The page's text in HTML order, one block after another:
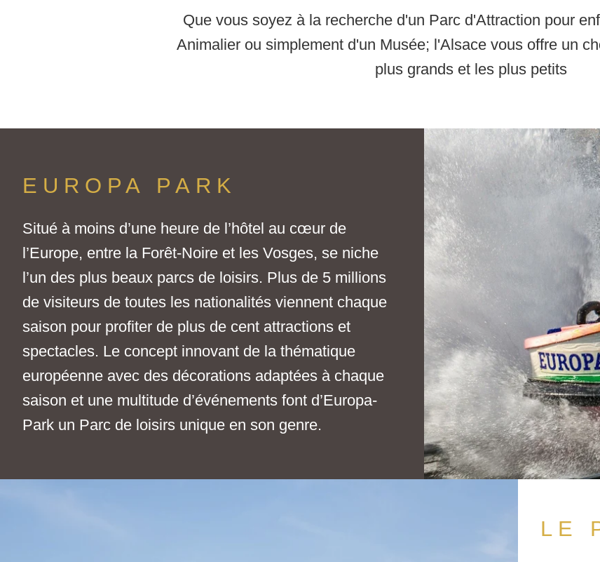
Que vous soyez à la recherche d'un Parc d'Attraction pour
Animalier ou simplement d'un Musée; l'Alsace vous offre un
plus grands et les plus petits
EUROPA PARK
Situé à moins d’une heure de l’hôtel au cœur de
l’Europe, entre la Forêt-Noire et les Vosges, se niche
l’un des plus beaux parcs de loisirs. Plus de 5 millions
de visiteurs de toutes les nationalités viennent chaque
saison pour profiter de plus de cent attractions et
spectacles. Le concept innovant de la thématique
européenne avec des décorations adaptées à chaque
saison et une multitude d’événements font d’Europa-
Park un Parc de loisirs unique en son genre.
LE